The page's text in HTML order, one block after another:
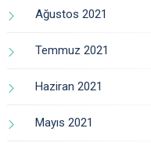
Ağustos 2021
Temmuz 2021
Haziran 2021
Mayıs 2021